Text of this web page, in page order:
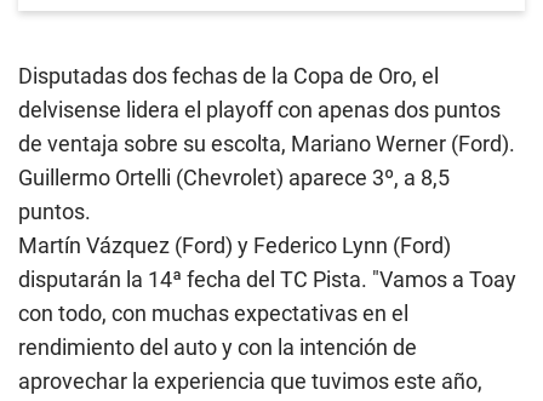
Disputadas dos fechas de la Copa de Oro, el
delvisense lidera el playoff con apenas dos puntos
de ventaja sobre su escolta, Mariano Werner (Ford).
Guillermo Ortelli (Chevrolet) aparece 3º, a 8,5
puntos.
Martín Vázquez (Ford) y Federico Lynn (Ford)
disputarán la 14ª fecha del TC Pista. "Vamos a Toay
con todo, con muchas expectativas en el
rendimiento del auto y con la intención de
aprovechar la experiencia que tuvimos este año,